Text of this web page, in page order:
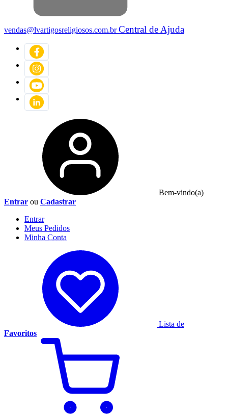
vendas@lvartigosreligiosos.com.brCentral de Ajuda
Bem-vindo(a)
Entrar ou Cadastrar
Entrar
Meus Pedidos
Minha Conta
Lista de
Favoritos